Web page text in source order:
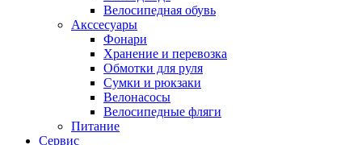
Велосипедная обувь
Акссесуары
Фонари
Хранение и перевозка
Обмотки для руля
Сумки и рюкзаки
Велонасосы
Велосипедные фляги
Питание
Сервис